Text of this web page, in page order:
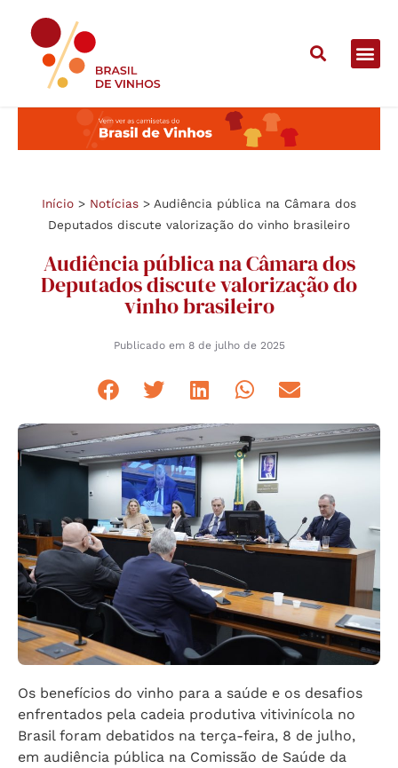
Início > Notícias > Audiência pública na Câmara dos
Deputados discute valorização do vinho brasileiro
Audiência pública na Câmara dos
Deputados discute valorização do
vinho brasileiro
Publicado em 8 de julho de 2025
Os benefícios do vinho para a saúde e os desafios
enfrentados pela cadeia produtiva vitivinícola no
Brasil foram debatidos na terça-feira, 8 de julho,
em audiência pública na Comissão de Saúde da